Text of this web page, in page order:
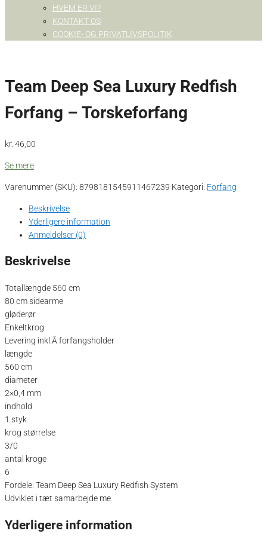
HVEM ER VI?
KONTAKT OS
COOKIE- OG PRIVATLIVSPOLITIK
Team Deep Sea Luxury Redfish
Forfang – Torskeforfang
kr. 46,00
Se mere
Varenummer (SKU): 8798181545911467239 Kategori: Forfang
Beskrivelse
Yderligere information
Anmeldelser (0)
Beskrivelse
Totallængde 560 cm
80 cm sidearme
gløderør
Enkeltkrog
Levering inkl.Â forfangsholder
længde
560 cm
diameter
2×0,4 mm
indhold
1 styk
krog størrelse
3/0
antal kroge
6
Fordele: Team Deep Sea Luxury Redfish System
Udviklet i tæt samarbejde me
Yderligere information